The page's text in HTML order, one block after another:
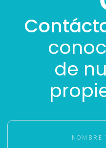
de